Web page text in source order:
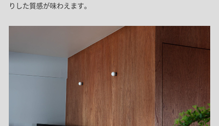
りした質感が味わえます。